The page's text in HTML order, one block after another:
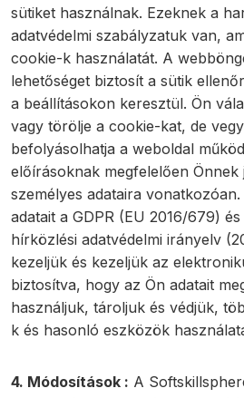
sütiket használnak. Ezeknek a
adatvédelmi szabályzatuk van,
cookie-k használatát. A
lehetőséget biztosít a sütik
a beállításokon keresztül. Ön
vagy törölje a cookie-kat, de
befolyásolhatja a weboldal
előírásoknak megfelelően Önnek
személyes adataira
adatait a GDPR (EU 2016/679)
hírközlési adatvédelmi irányelv
kezeljük és kezeljük az
biztosítva, hogy az Ön adatait
használjuk, tároljuk és védjük,
k és hasonló eszközök
4. Módosítások : A